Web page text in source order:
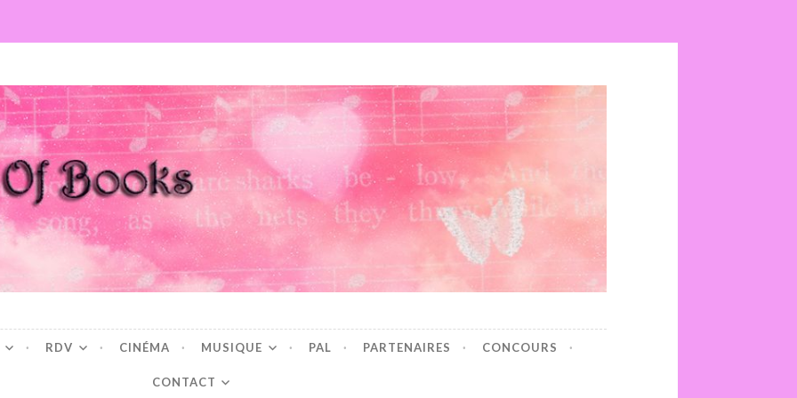
RDV CINÉMA MUSIQUE PAL PARTENAIRES CONCOURS
CONTACT